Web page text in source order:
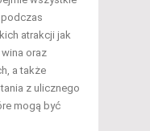
atrakcji jak
wina oraz
a także
z ulicznego
mogą być